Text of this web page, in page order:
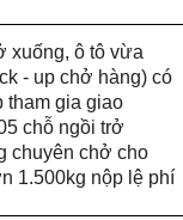
xuống, ô tô vừa
- up chở hàng) có
tham gia giao
chỗ ngồi trở
chuyên chở cho
1.500kg nộp lệ phí